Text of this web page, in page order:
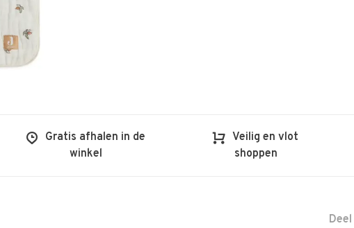
Gratis afhalen in de
winkel
Veilig en vlot
shoppen